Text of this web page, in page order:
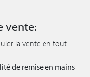
vente:
la vente en tout
de remise en mains